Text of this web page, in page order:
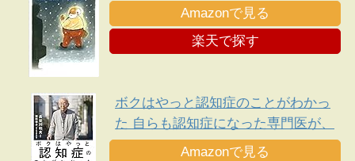
Amazonで見る
楽天で探す
ボクはやっと認知症のことがわかっ
た 自らも認知症になった専門医が、
日本人に伝えたい遺言
Amazonで見る